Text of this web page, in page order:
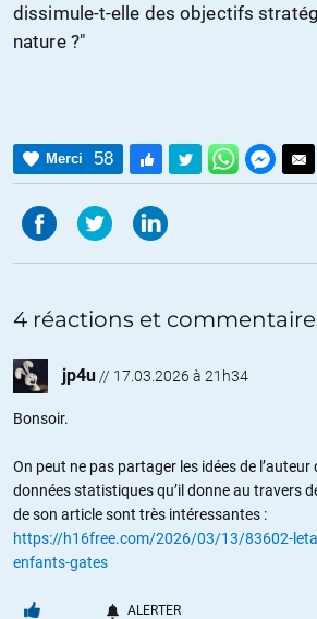
dissimule-t-elle des objectifs
nature ?"
Merci 58
4 réactions et
jp4u // 17.03.2026 à 21h34
Bonsoir.
On peut ne pas partager les idées de l’auteur
données statistiques qu’il donne au travers
de son article sont très intéressantes :
https://h16free.com/2026/03/13/83602-
enfants-gates
ALERTER